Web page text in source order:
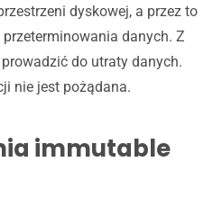
dyskowej, a przez to
danych. Z
do utraty danych.
nie jest pożądana.
immutable